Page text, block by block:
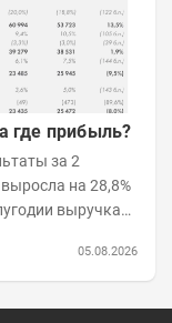
где прибыль?
за 2
выручка
05.08.2026